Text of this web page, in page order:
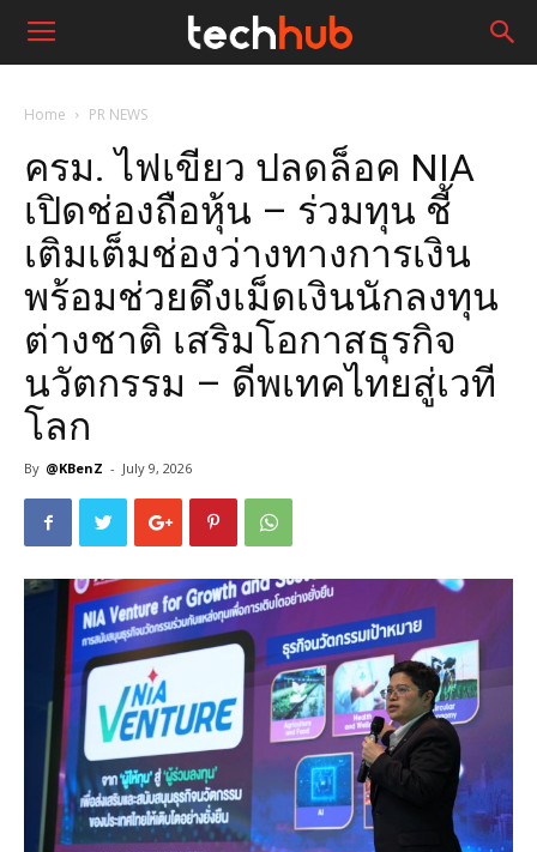
Home PR NEWS
ครม. ไฟเขียว ปลดล็อค NIA
เปิดช่องถือหุ้น – ร่วมทุน ชี้
เติมเต็มช่องว่างทางการเงิน
พร้อมช่วยดึงเม็ดเงินนักลงทุน
ต่างชาติ เสริมโอกาสธุรกิจ
นวัตกรรม – ดีพเทคไทยสู่เวที
โลก
By @KBenZ - July 9, 2026